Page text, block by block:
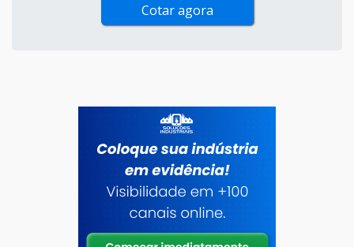
Cotar agora